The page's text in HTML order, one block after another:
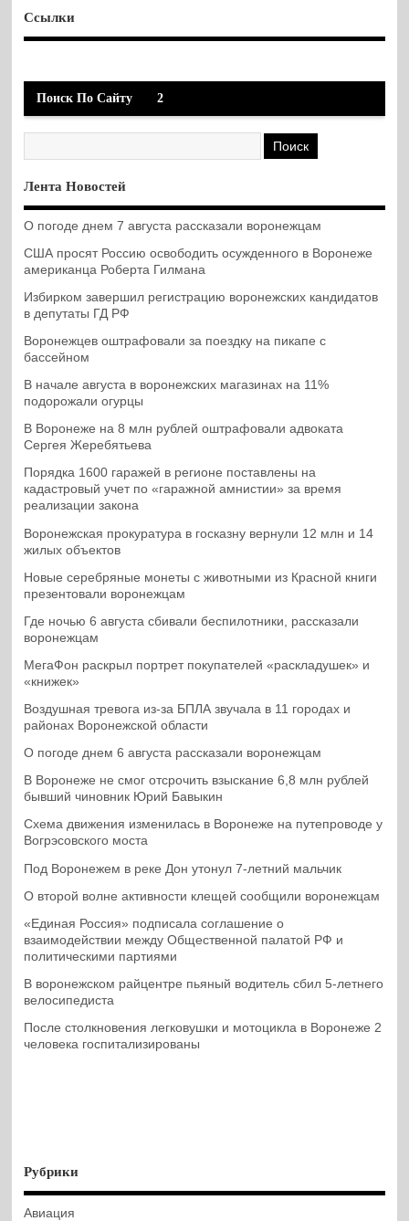
Ссылки
Поиск По Сайту 2
Лента Новостей
О погоде днем 7 августа рассказали воронежцам
США просят Россию освободить осужденного в Воронеже
американца Роберта Гилмана
Избирком завершил регистрацию воронежских кандидатов
в депутаты ГД РФ
Воронежцев оштрафовали за поездку на пикапе с
бассейном
В начале августа в воронежских магазинах на 11%
подорожали огурцы
В Воронеже на 8 млн рублей оштрафовали адвоката
Сергея Жеребятьева
Порядка 1600 гаражей в регионе поставлены на
кадастровый учет по «гаражной амнистии» за время
реализации закона
Воронежская прокуратура в госказну вернули 12 млн и 14
жилых объектов
Новые серебряные монеты с животными из Красной книги
презентовали воронежцам
Где ночью 6 августа сбивали беспилотники, рассказали
воронежцам
МегаФон раскрыл портрет покупателей «раскладушек» и
«книжек»
Воздушная тревога из-за БПЛА звучала в 11 городах и
районах Воронежской области
О погоде днем 6 августа рассказали воронежцам
В Воронеже не смог отсрочить взыскание 6,8 млн рублей
бывший чиновник Юрий Бавыкин
Схема движения изменилась в Воронеже на путепроводе у
Вогрэсовского моста
Под Воронежем в реке Дон утонул 7-летний мальчик
О второй волне активности клещей сообщили воронежцам
«Единая Россия» подписала соглашение о
взаимодействии между Общественной палатой РФ и
политическими партиями
В воронежском райцентре пьяный водитель сбил 5-летнего
велосипедиста
После столкновения легковушки и мотоцикла в Воронеже 2
человека госпитализированы
Рубрики
Авиация